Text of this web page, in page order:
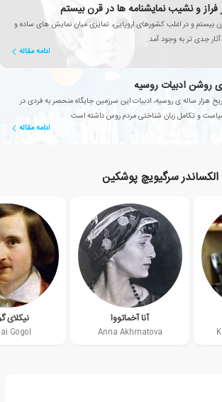
فراز و نشیب نمایشنامه ها در قرن بیستم
بیستم و در اغلب کشورهای اروپایی، تمایزی میان نمایش های ساده و
آثار جدی تر به وجود آمد.
ادامه مقاله
ادبیات روسیه
هزار ساله ی روسیه، ادبیات این سرزمین جایگاه منحصر به فردی در
و تکامل زبان شناختی مردم روس داشته است
ادامه مقاله
الکساندر سرگیویچ پوشکین
آنا آخماتووا
Anna Akhmatova
نیکلای
Gogol